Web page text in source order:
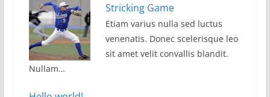
Stricking Game
Etiam varius nulla sed luctus
venenatis. Donec scelerisque leo
sit amet velit convallis blandit.
Nullam…